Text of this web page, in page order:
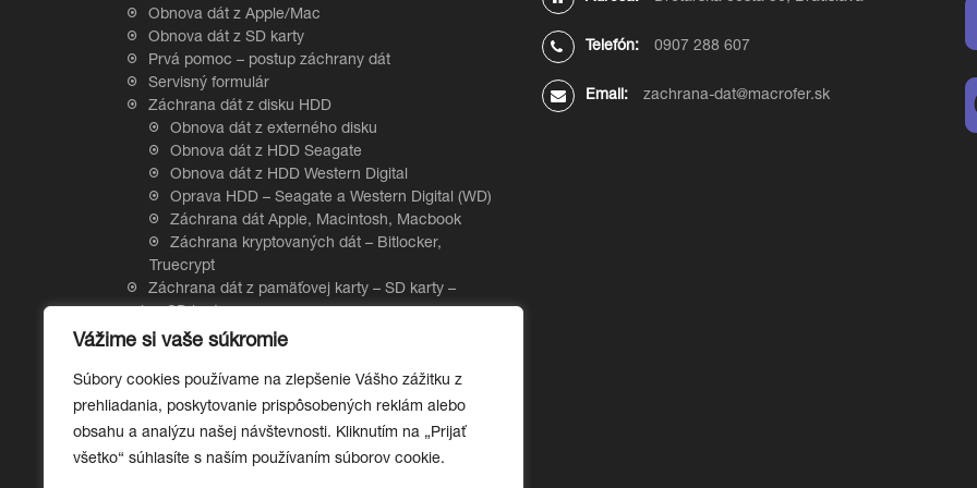
Vážime si vaše súkromie
Súbory cookies používame na zlepšenie Vášho zážitku z
prehliadania, poskytovanie prispôsobených reklám alebo
obsahu a analýzu našej návštevnosti. Kliknutím na „Prijať
všetko“ súhlasíte s naším používaním súborov cookie.
Obnova dát z Apple/Mac
Obnova dát z SD karty
Prvá pomoc – postup záchrany dát
Servisný formulár
Záchrana dát z disku HDD
Obnova dát z externého disku
Obnova dát z HDD Seagate
Obnova dát z HDD Western Digital
Oprava HDD – Seagate a Western Digital (WD)
Záchrana dát Apple, Macintosh, Macbook
Záchrana kryptovaných dát – Bitlocker,
Truecrypt
Záchrana dát z pamäťovej karty – SD karty –
Záchrana dát z RAID a NAS
Hardvérové šifrovanie SSD diskov
Obnova dát z SSD Samsung
Záchrana dát z USB kľúča
Telefón: 0907 288 607
Email: zachrana-dat@macrofer.sk